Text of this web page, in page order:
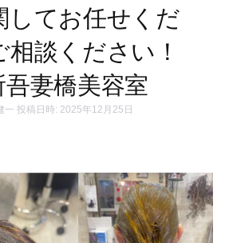
してお任せくだ
相談ください！
妻橋美容室
一 投稿日時: 2025年12月25日